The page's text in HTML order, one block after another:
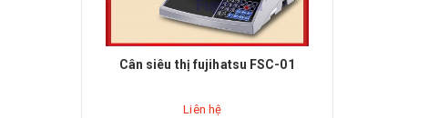
Cân siêu thị fujihatsu FSC-01
Liên hệ